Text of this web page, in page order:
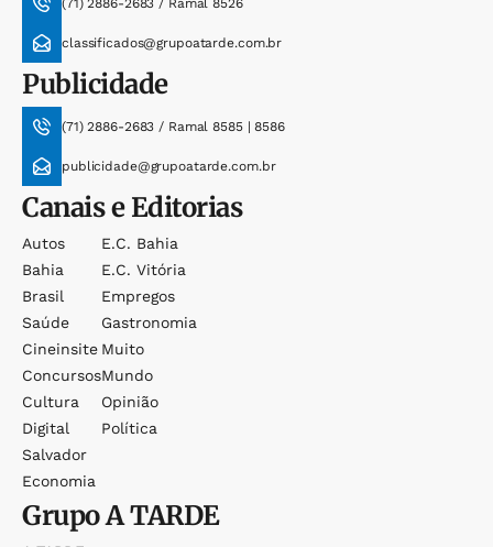
(71) 2886-2683 / Ramal 8526
classificados@grupoatarde.com.br
Publicidade
(71) 2886-2683 / Ramal 8585 | 8586
publicidade@grupoatarde.com.br
Canais e Editorias
Autos
Bahia
Brasil
Saúde
Cineinsite
Concursos
Cultura
Digital
Salvador
Economia
E.c. Bahia
E.c. Vitória
Empregos
Gastronomia
Muito
Mundo
Opinião
Política
GrupoA TARDE